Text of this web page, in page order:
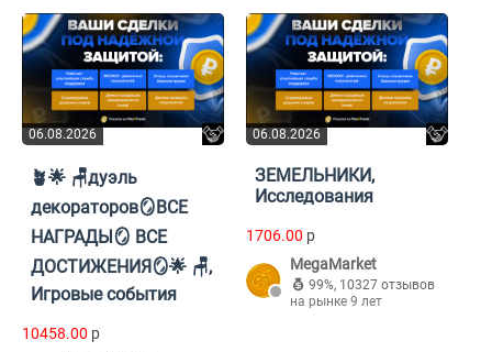
06.08.2026
🪴🌟 🪑дуэль
декораторов🪞ВСЕ
НАГРАДЫ🪞 ВСЕ
ДОСТИЖЕНИЯ🪞🌟 🪑,
Игровые события
10458.00 p
06.08.2026
ЗЕМЕЛЬНИКИ,
Исследования
1706.00 p
MegaMarket
99%, 10327 отзывов
на рынке 9 лет